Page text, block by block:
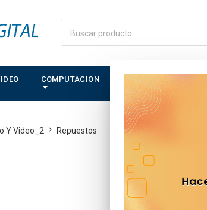
COMPUTACION CONTROLES REMOTOS
Y Video_2 Repuestos